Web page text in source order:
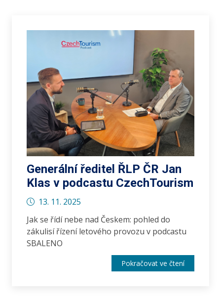
Generální ředitel ŘLP ČR Jan
Klas v podcastu CzechTourism
13. 11. 2025
Jak se řídí nebe nad Českem: pohled do
zákulisí řízení letového provozu v podcastu
SBALENO
Pokračovat ve čtení